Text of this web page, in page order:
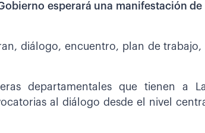
esperará una manifestación de
diálogo, encuentro, plan de trabajo,
departamentales que tienen a
al diálogo desde el nivel